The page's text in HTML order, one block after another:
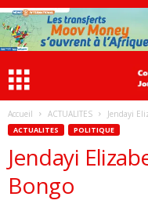
Accueil ACTUALITES Jendayi
ACTUALITES POLITIQUE
Jendayi
Bongo